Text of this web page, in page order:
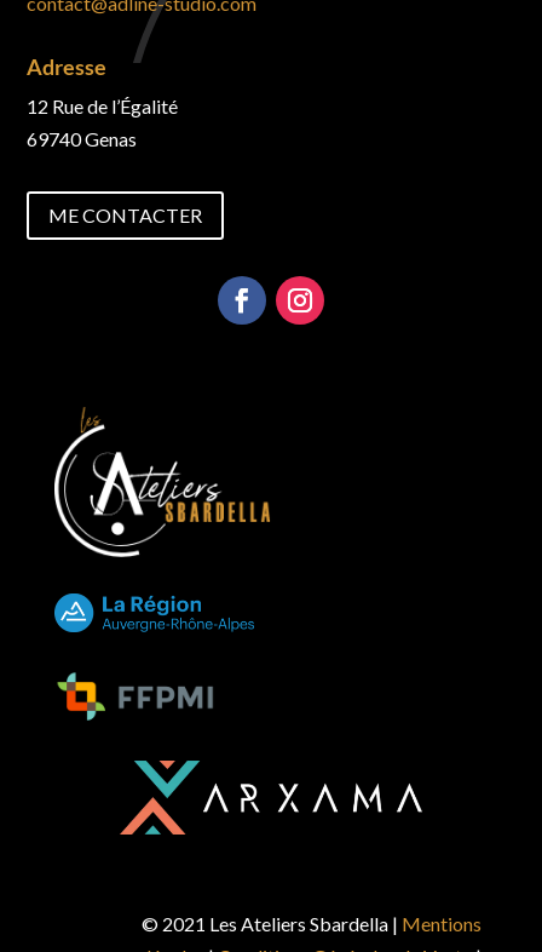
Adresse
12 Rue de l’Égalité
69740 Genas
ME CONTACTER
© 2021 Les Ateliers Sbardella | Mentions